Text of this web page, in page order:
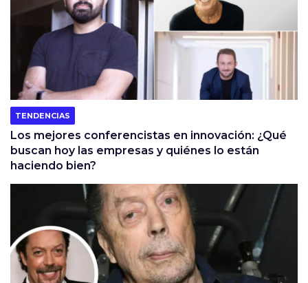
TENDENCIAS
Los mejores conferencistas en innovación: ¿Qué
buscan hoy las empresas y quiénes lo están
haciendo bien?